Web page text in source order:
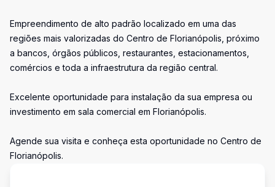
Empreendimento de alto padrão localizado em uma das
regiões mais valorizadas do Centro de Florianópolis, próximo
a bancos, órgãos públicos, restaurantes, estacionamentos,
comércios e toda a infraestrutura da região central.
Excelente oportunidade para instalação da sua empresa ou
investimento em sala comercial em Florianópolis.
Agende sua visita e conheça esta oportunidade no Centro de
Florianópolis.